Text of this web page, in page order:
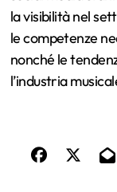
la visibilità nel
le competenze
nonché le
l’industria